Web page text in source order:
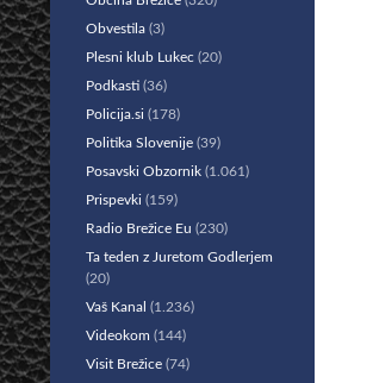
Obvestila (3)
Plesni klub Lukec (20)
Podkasti (36)
Policija.si (178)
Politika Slovenije (39)
Posavski Obzornik (1.061)
Prispevki (159)
Radio Brežice Eu (230)
Ta teden z Juretom Godlerjem
(20)
Vaš Kanal (1.236)
Videokom (144)
Visit Brežice (74)